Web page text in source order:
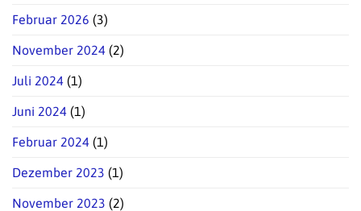
Februar 2026 (3)
November 2024 (2)
Juli 2024 (1)
Juni 2024 (1)
Februar 2024 (1)
Dezember 2023 (1)
November 2023 (2)